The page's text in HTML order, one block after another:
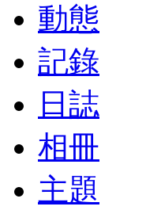
動態
記錄
日誌
相冊
主題